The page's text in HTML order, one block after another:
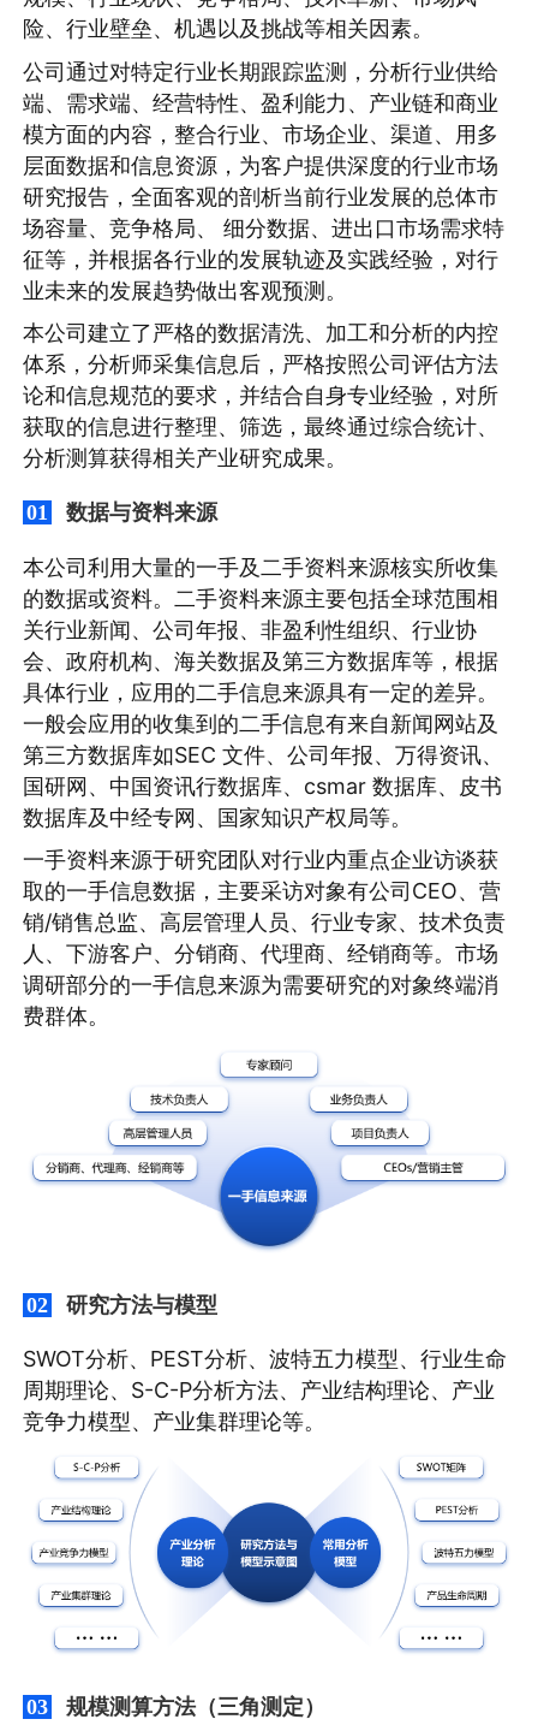
险、行业壁垒、机遇以及挑战等相关因素。
公司通过对特定行业长期跟踪监测，分析行业供给
端、需求端、经营特性、盈利能力、产业链和商业
模方面的内容，整合行业、市场企业、渠道、用多
层面数据和信息资源，为客户提供深度的行业市场
研究报告，全面客观的剖析当前行业发展的总体市
场容量、竞争格局、 细分数据、进出口市场需求特
征等，并根据各行业的发展轨迹及实践经验，对行
业未来的发展趋势做出客观预测。
本公司建立了严格的数据清洗、加工和分析的内控
体系，分析师采集信息后，严格按照公司评估方法
论和信息规范的要求，并结合自身专业经验，对所
获取的信息进行整理、筛选，最终通过综合统计、
分析测算获得相关产业研究成果。
01 数据与资料来源
本公司利用大量的一手及二手资料来源核实所收集
的数据或资料。二手资料来源主要包括全球范围相
关行业新闻、公司年报、非盈利性组织、行业协
会、政府机构、海关数据及第三方数据库等，根据
具体行业，应用的二手信息来源具有一定的差异。
一般会应用的收集到的二手信息有来自新闻网站及
第三方数据库如SEC 文件、公司年报、万得资讯、
国研网、中国资讯行数据库、csmar 数据库、皮书
数据库及中经专网、国家知识产权局等。
一手资料来源于研究团队对行业内重点企业访谈获
取的一手信息数据，主要采访对象有公司CEO、营
销/销售总监、高层管理人员、行业专家、技术负责
人、下游客户、分销商、代理商、经销商等。市场
调研部分的一手信息来源为需要研究的对象终端消
费群体。
02 研究方法与模型
SWOT分析、PEST分析、波特五力模型、行业生命
周期理论、S-C-P分析方法、产业结构理论、产业
竞争力模型、产业集群理论等。
03 规模测算方法（三角测定）